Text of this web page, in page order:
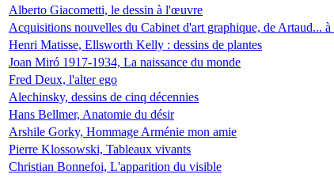
Alberto Giacometti, le dessin à l'œuvre
Acquisitions nouvelles du Cabinet d'art graphique, de Artaud...
Henri Matisse, Ellsworth Kelly : dessins de plantes
Joan Miró 1917-1934, La naissance du monde
Fred Deux, l'alter ego
Alechinsky, dessins de cinq décennies
Hans Bellmer, Anatomie du désir
Arshile Gorky, Hommage Arménie mon amie
Pierre Klossowski, Tableaux vivants
Christian Bonnefoi, L'apparition du visible